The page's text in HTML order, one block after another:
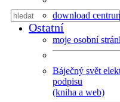
download
Ostatní
moje osobní
Báječný svět
podpisu
(kniha a web)